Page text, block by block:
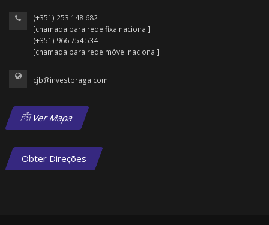
(+351) 253 148 682
[chamada para rede fixa nacional]
(+351) 966 754 534
[chamada para rede móvel nacional]
cjb@investbraga.com
Ver Mapa
Obter Direções